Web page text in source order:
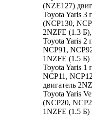
(NZE127)
Toyota Yaris 3
(NCP130,
2NZFE (1.3
Toyota Yaris 2
NCP91,
1NZFE (1.5 Б)
Toyota Yaris 1
NCP11,
двигатель
Toyota Yaris
(NCP20,
1NZFE (1.5 Б)